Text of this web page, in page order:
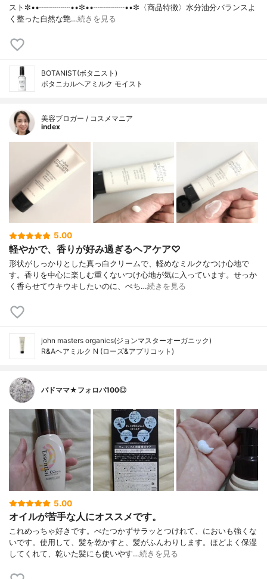
スト✼••┈┈┈┈••✼••┈┈┈┈••✼〈商品特徴〉水分油分バランスよ
く整った自然な艶…続きを見る
BOTANIST(ボタニスト)
ボタニカルヘアミルク モイスト
美容ブロガー / コスメマニア
index
5.00
軽やかで、香りが好み過ぎるヘアケア♡
形状がしっかりとした真っ白クリームで、軽めなミルクなつけ心地で
す。香りを中心に楽しむ重くないつけ心地が気に入っています。せっか
く香らせてウキウキしたいのに、ぺち…続きを見る
john masters organics(ジョンマスターオーガニック)
R&Aヘアミルク N (ローズ&アプリコット)
バドママ★フォロバ100◎
5.00
オイルが苦手な人にオススメです。
これめっちゃ好きです。べたつかずサラッとつけれて、においも強くな
いです。使用して、髪を乾かすと、髪がふんわりします。ほどよく保湿
してくれて、乾いた髪にも使いやす…続きを見る